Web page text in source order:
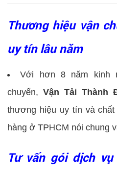
Thương hiệu vận
uy tín lâu năm
Với hơn 8 năm kinh
chuyển, Vận Tải Thành
thương hiệu uy tín và
hàng ở TPHCM nói chung
Tư vấn gói dịch